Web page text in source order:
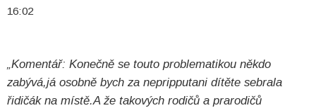
16:02
„Komentář: Konečně se touto problematikou někdo
zabývá,já osobně bych za nepripputani dítěte sebrala
řidičák na místě.A že takových rodičů a prarodičů